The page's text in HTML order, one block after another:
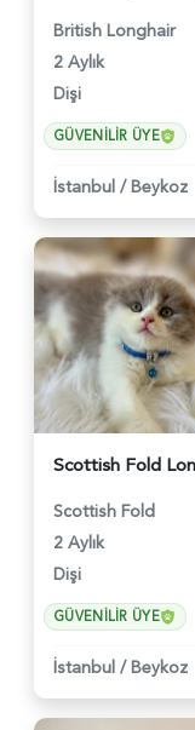
British Longhair
2 Aylık
Dişi
GÜVENILIR ÜYE
İstanbul / Beykoz
Scottish Fold
2 Aylık
Dişi
GÜVENILIR ÜYE
İstanbul / Beykoz